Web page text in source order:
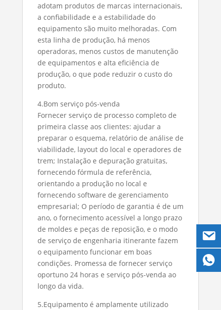
adotam produtos de marcas internacionais,
a confiabilidade e a estabilidade do
equipamento são muito melhoradas. Com
esta linha de produção, há menos
operadoras, menos custos de manutenção
de equipamentos e alta eficiência de
produção, o que pode reduzir o custo do
produto.
4.Bom serviço pós-venda
Fornecer serviço de processo completo de
primeira classe aos clientes: ajudar a
preparar o esquema, relatório de análise de
viabilidade, layout do local e operadores de
trem; Instalação e depuração gratuitas,
fornecendo fórmula de referência,
orientando a produção no local e
fornecendo software de gerenciamento
empresarial; O período de garantia é de um
ano, o fornecimento acessível a longo prazo
de moldes e peças de reposição, e o modo
de serviço de engenharia itinerante fazem
o equipamento funcionar em boas
condições. Promessa de fornecer serviço
oportuno 24 horas e serviço pós-venda ao
longo da vida.
5.Equipamento é amplamente utilizado